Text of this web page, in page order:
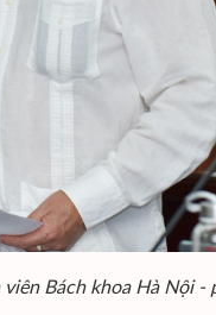
Bách khoa Hà Nội -